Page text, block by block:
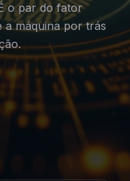
o par do fator
a máquina por trás